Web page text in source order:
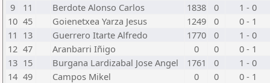
9
11 Berdote Alonso Carlos 1838 0
1 - 0
10 45 Goienetxea Yarza Jesus 1249 0
0 - 1
11 13 Guerrero Itarte Alfredo 1770 0
1 - 0
12 47 Aranbarri Iñigo 0 0
0 - 1
13 15 Burgana Lardizabal Jose Angel 1761 0
1 - 0
14 49 Campos Mikel 0 0
0 - 1